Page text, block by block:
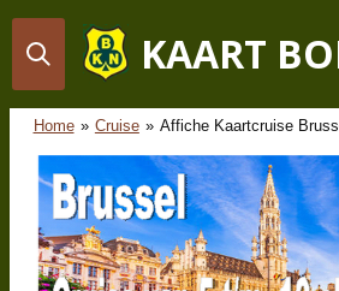
Ga
direct
de
hoofdinhoud
Home » Cruise » Affiche Kaartcruise